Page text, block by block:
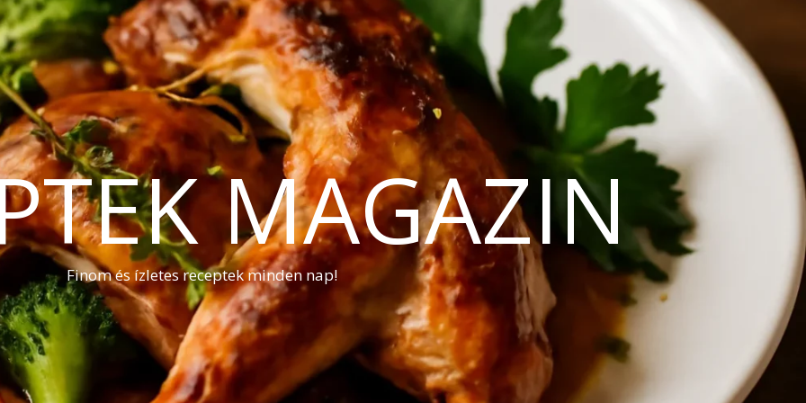
MAGAZIN
Finom és ízletes receptek minden nap!